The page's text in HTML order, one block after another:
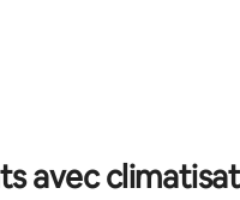
sur la base de 225
avec